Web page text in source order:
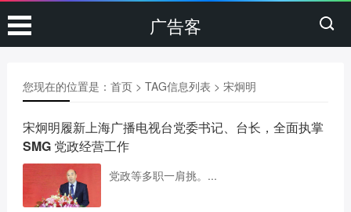
广告客
您现在的位置是： 首页> TAG信息列表 > 宋炯明
宋炯明履新上海广播电视台党委书记、台长，全面执掌
SMG 党政经营工作
党政等多职一肩挑。...